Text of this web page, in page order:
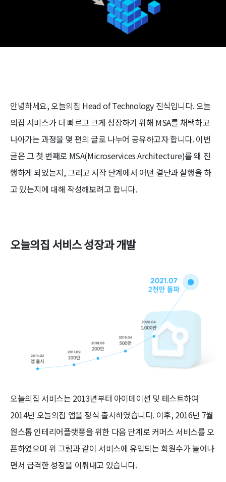
안녕하세요, 오늘의집 Head of Technology 진식입니다. 오늘
의집 서비스가 더 빠르고 크게 성장하기 위해 MSA를 채택하고
나아가는 과정을 몇 편의 글로 나누어 공유하고자 합니다. 이번
글은 그 첫 번째로 MSA(Microservices Architecture)를 왜 진
행하게 되었는지, 그리고 시작 단계에서 어떤 결단과 실행을 하
고 있는지에 대해 작성해보려고 합니다.
오늘의집 서비스 성장과 개발
오늘의집 서비스는 2013년부터 아이데이션 및 테스트하여
2014년 오늘의집 앱을 정식 출시하였습니다. 이후, 2016년 7월
원스톱 인테리어플랫폼을 위한 다음 단계로 커머스 서비스를 오
픈하였으며 위 그림과 같이 서비스에 유입되는 회원수가 늘어나
면서 급격한 성장을 이뤄내고 있습니다.